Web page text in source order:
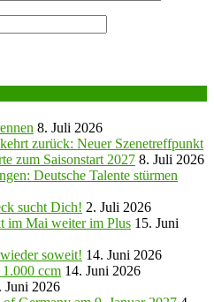
8. Juli 2026
zurück: Neuer Szenetreffpunkt
zum Saisonstart 2027 8. Juli 2026
Deutsche Talente stürmen
sucht Dich! 2. Juli 2026
im Mai weiter im Plus 15. Juni
soweit! 14. Juni 2026
ccm 14. Juni 2026
Juni 2026